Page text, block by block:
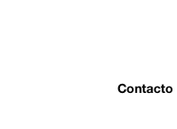
Contacto